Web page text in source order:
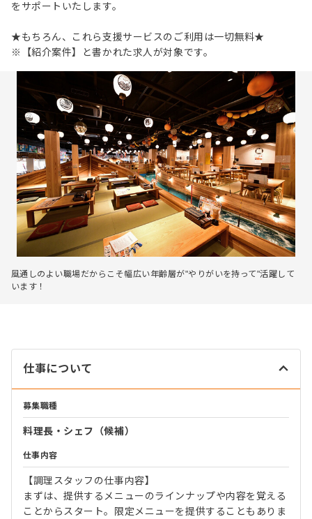
をサポートいたします。
★もちろん、これら支援サービスのご利用は一切無料★
※【紹介案件】と書かれた求人が対象です。
風通しのよい職場だからこそ幅広い年齢層が"やりがいを持って"活躍して
います！
仕事について
募集職種
料理長・シェフ（候補）
仕事内容
【調理スタッフの仕事内容】
まずは、提供するメニューのラインナップや内容を覚える
ことからスタート。限定メニューを提供することもありま